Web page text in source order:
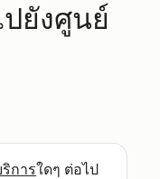
ยังศูนย์
การใดๆ ต่อไป